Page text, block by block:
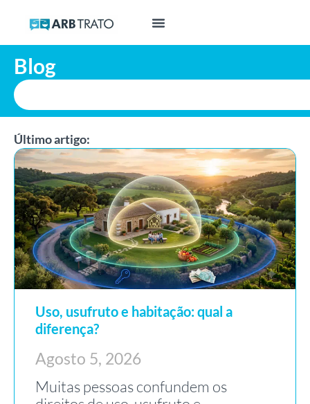
Blog
Último artigo:
Uso, usufruto e habitação: qual a
diferença?
Agosto 5, 2026
Muitas pessoas confundem os